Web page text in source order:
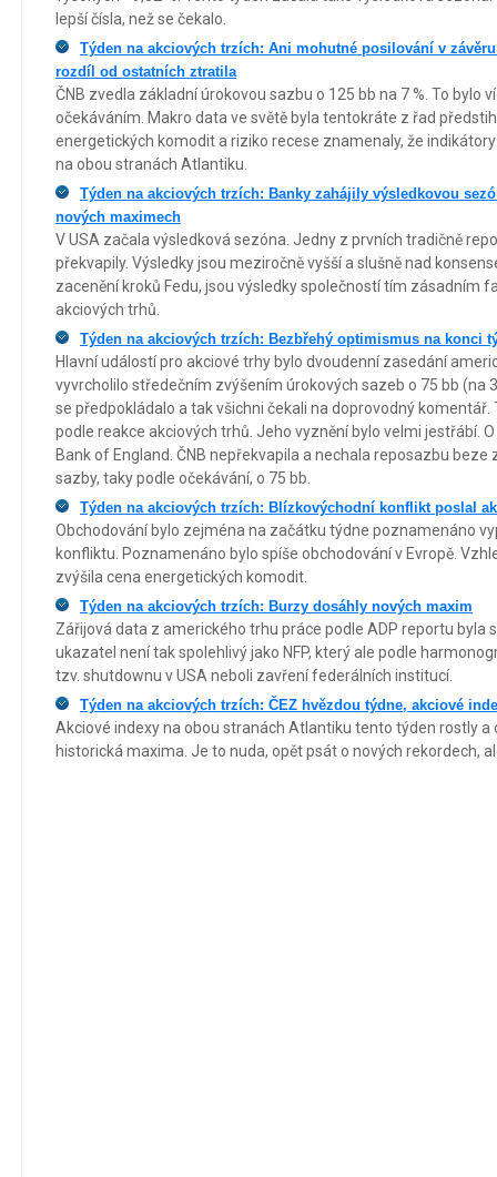
lepší čísla, než se čekalo.
Týden na akciových trzích: Ani mohutné posilování v
rozdíl od ostatních ztratila
ČNB zvedla základní úrokovou sazbu o 125 bb na 7 %. To bylo
očekáváním. Makro data ve světě byla tentokráte z řad
energetických komodit a riziko recese znamenaly, že
na obou stranách Atlantiku.
Týden na akciových trzích: Banky zahájily výsledkovou
nových maximech
V USA začala výsledková sezóna. Jedny z prvních tradičně
překvapily. Výsledky jsou meziročně vyšší a slušně nad
zacenění kroků Fedu, jsou výsledky společností tím zásadním
akciových trhů.
Týden na akciových trzích: Bezbřehý optimismus na konci
Hlavní událostí pro akciové trhy bylo dvoudenní zasedání
vyvrcholilo středečním zvýšením úrokových sazeb o 75 bb (na
se předpokládalo a tak všichni čekali na doprovodný komentář.
podle reakce akciových trhů. Jeho vyznění bylo velmi jestřábí.
Bank of England. ČNB nepřekvapila a nechala reposazbu beze
sazby, taky podle očekávání, o 75 bb.
Týden na akciových trzích: Blízkovýchodní konflikt poslal
Obchodování bylo zejména na začátku týdne poznamenáno
konfliktu. Poznamenáno bylo spíše obchodování v Evropě.
zvýšila cena energetických komodit.
Týden na akciových trzích: Burzy dosáhly nových maxim
Zářijová data z amerického trhu práce podle ADP reportu byla
ukazatel není tak spolehlivý jako NFP, který ale podle
tzv. shutdownu v USA neboli zavření federálních institucí.
Týden na akciových trzích: ČEZ hvězdou týdne, akciové
Akciové indexy na obou stranách Atlantiku tento týden rostly a
historická maxima. Je to nuda, opět psát o nových rekordech,